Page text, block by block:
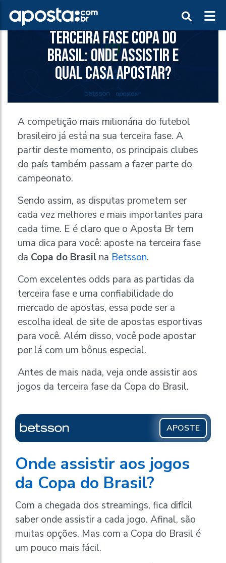
TERCEIRA FASE COPA DO
BRASIL: ONDE ASSISTIR E
QUAL CASA APOSTAR?
A competição mais milionária do futebol
brasileiro já está na sua terceira fase. A
partir deste momento, os principais clubes
do país também passam a fazer parte do
campeonato.
Sendo assim, as disputas prometem ser
cada vez melhores e mais importantes para
cada time. E é claro que o Aposta Br tem
uma dica para você: aposte na terceira fase
da Copa do Brasil na Betsson.
Com excelentes odds para as partidas da
terceira fase e uma confiabilidade do
mercado de apostas, essa pode ser a
escolha ideal de site de apostas esportivas
para você. Além disso, você pode apostar
por lá com um bônus especial.
Antes de mais nada, veja onde assistir aos
jogos da terceira fase da Copa do Brasil.
APOSTE
Onde assistir aos jogos
da Copa do Brasil?
Com a chegada dos streamings, fica difícil
saber onde assistir a cada jogo. Afinal, são
muitas opções. Mas com a Copa do Brasil é
um pouco mais fácil.